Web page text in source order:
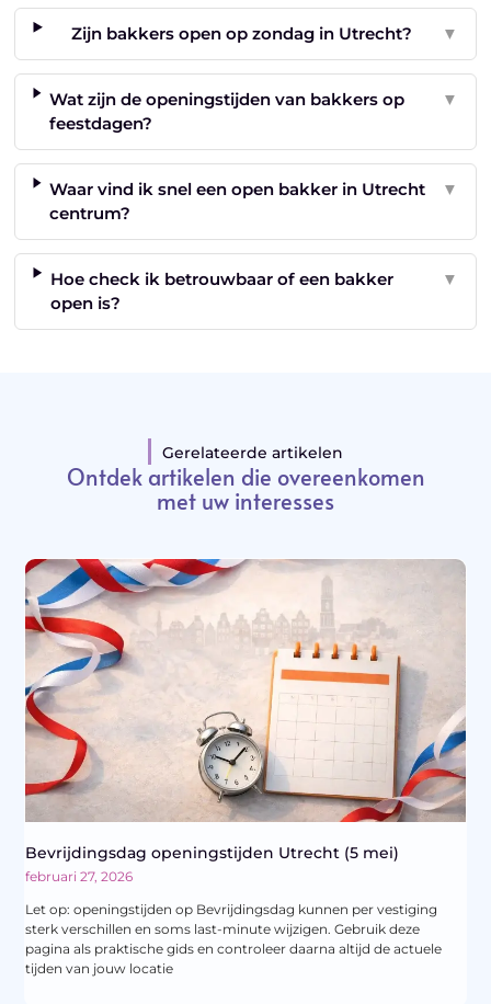
Zijn bakkers open op zondag in Utrecht? ▼
Wat zijn de openingstijden van bakkers op
feestdagen?
▼
Waar vind ik snel een open bakker in Utrecht
centrum?
▼
Hoe check ik betrouwbaar of een bakker
open is?
▼
Gerelateerde artikelen
Ontdek artikelen die overeenkomen
met uw interesses
Bevrijdingsdag openingstijden Utrecht (5 mei)
februari 27, 2026
Let op: openingstijden op Bevrijdingsdag kunnen per vestiging
sterk verschillen en soms last-minute wijzigen. Gebruik deze
pagina als praktische gids en controleer daarna altijd de actuele
tijden van jouw locatie